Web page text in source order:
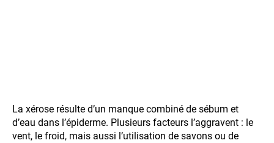
La xérose résulte d’un manque combiné de sébum et
d’eau dans l’épiderme. Plusieurs facteurs l’aggravent : le
vent, le froid, mais aussi l’utilisation de savons ou de